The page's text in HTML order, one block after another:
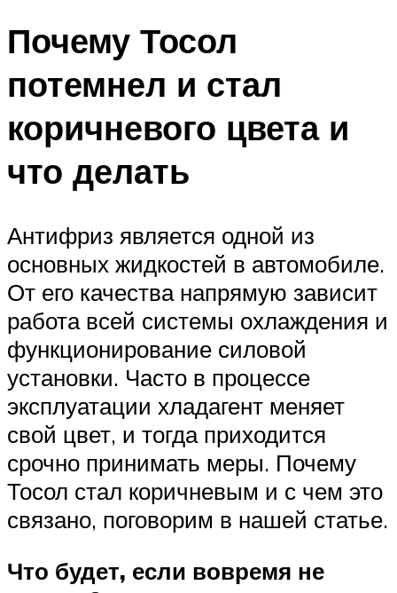
Почему Тосол
потемнел и стал
коричневого цвета и
что делать
Антифриз является одной из
основных жидкостей в автомобиле.
От его качества напрямую зависит
работа всей системы охлаждения и
функционирование силовой
установки. Часто в процессе
эксплуатации хладагент меняет
свой цвет, и тогда приходится
срочно принимать меры. Почему
Тосол стал коричневым и с чем это
связано, поговорим в нашей статье.
Что будет, если вовремя не